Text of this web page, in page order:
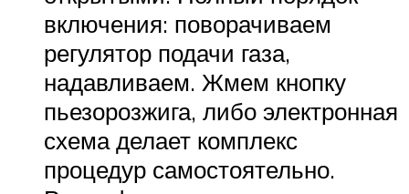
включения: поворачиваем
регулятор подачи газа,
надавливаем. Жмем кнопку
пьезорозжига, либо электронная
схема делает комплекс
процедур самостоятельно.